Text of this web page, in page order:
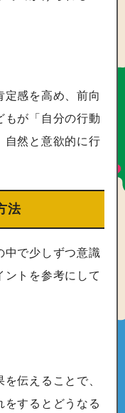
定感を高め、前向
もが「自分の行動
自然と意欲的に行
法
中で少しずつ意識
ントを参考にして
伝えることで、
をするとどうなる